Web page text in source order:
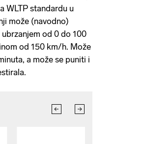
WLTP standardu u
može (navodno)
od 0 do 100
od 150 km/h. Može
a može se puniti i